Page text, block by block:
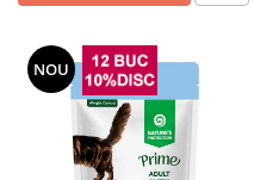
Antiparazitare
Solutii educative si antistres
Lese, zgarzi si hamuri
Diete Veterinare Pisici
NOU